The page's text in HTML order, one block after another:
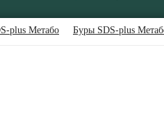
plus Метабо Буры SDS-plus